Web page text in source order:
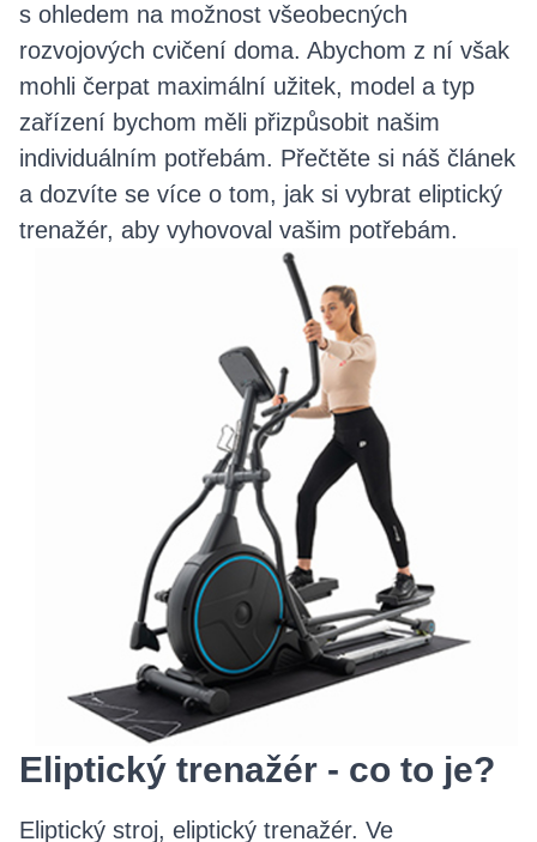
s ohledem na možnost všeobecných
rozvojových cvičení doma. Abychom z ní však
mohli čerpat maximální užitek, model a typ
zařízení bychom měli přizpůsobit našim
individuálním potřebám. Přečtěte si náš článek
a dozvíte se více o tom, jak si vybrat eliptický
trenažér, aby vyhovoval vašim potřebám.
Eliptický trenažér - co to je?
Eliptický stroj, eliptický trenažér. Ve